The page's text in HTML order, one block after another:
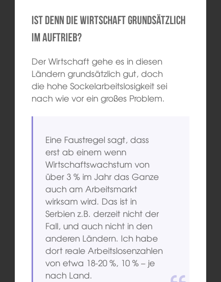
Ist denn die Wirtschaft grundsätzlich
im Auftrieb?
Der Wirtschaft gehe es in diesen
Ländern grundsätzlich gut, doch
die hohe Sockelarbeitslosigkeit sei
nach wie vor ein großes Problem.
Eine Faustregel sagt, dass
erst ab einem wenn
Wirtschaftswachstum von
über 3 % im Jahr das Ganze
auch am Arbeitsmarkt
wirksam wird. Das ist in
Serbien z.B. derzeit nicht der
Fall, und auch nicht in den
anderen Ländern. Ich habe
dort reale Arbeitslosenzahlen
von etwa 18-20 %, 10 % – je
nach Land.